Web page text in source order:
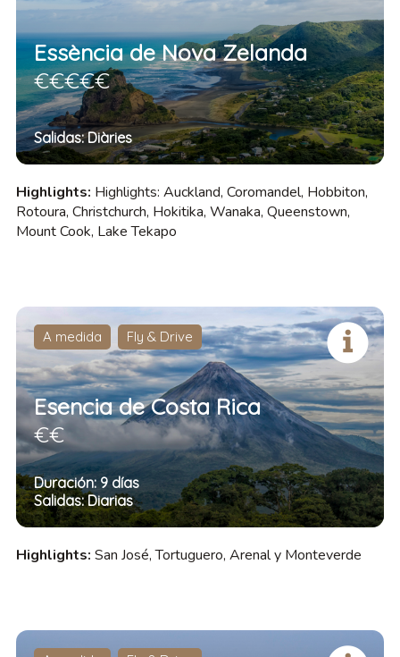
Essència de Nova Zelanda
€€€€€
Salidas: Diàries
Highlights: Highlights: Auckland, Coromandel, Hobbiton,
Rotoura, Christchurch, Hokitika, Wanaka, Queenstown,
Mount Cook, Lake Tekapo
A medida Fly & Drive
Esencia de Costa Rica
€€
Duración: 9 días
Salidas: Diarias
Highlights: San José, Tortuguero, Arenal y Monteverde